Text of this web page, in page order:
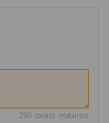
250 caract. máximo